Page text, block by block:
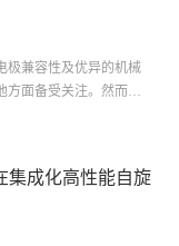
步反应还可能引发框
极兼容性及优异的机械
方面备受关注。然而，
的一维/二维功能性填料
增强聚合物基体机械
集成化高性能自旋